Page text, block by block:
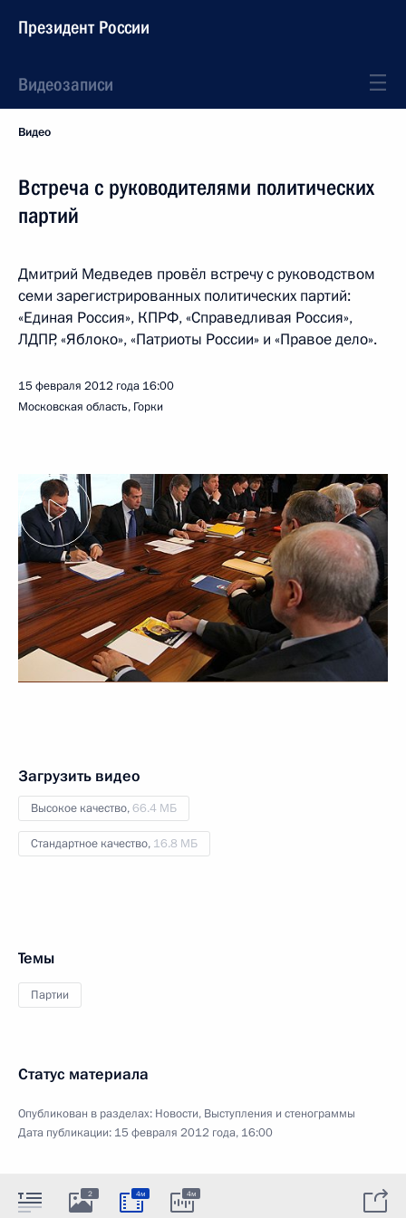
Президент России
Видеозаписи
Видео
Встреча с руководителями политических
партий
Дмитрий Медведев провёл встречу с руководством
семи зарегистрированных политических партий:
«Единая Россия», КПРФ, «Справедливая Россия»,
ЛДПР, «Яблоко», «Патриоты России» и «Правое дело».
15 февраля 2012 года 16:00
Московская область, Горки
Загрузить видео
Высокое качество,66.4 МБ
Стандартное качество, 16.8 МБ
Темы
Партии
Статус материала
Опубликован в разделах: Новости, Выступления и стенограммы
Дата публикации: 15 февраля 2012 года, 16:00
2 4м 4м